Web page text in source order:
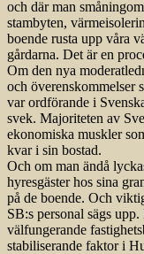
och där man
stambyten,
boende rusta upp våra
gårdarna. Det är en
Om den nya
och överenskommelser
var ordförande i
svek. Majoriteten av
ekonomiska muskler
kvar i sin bostad.
Och om man ändå
hyresgäster hos sina
på de boende. Och
SB:s personal sägs
välfungerande
stabiliserande faktor i